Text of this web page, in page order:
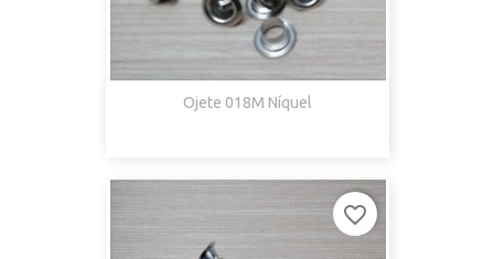
Ojete 018M Níquel
favorite_border